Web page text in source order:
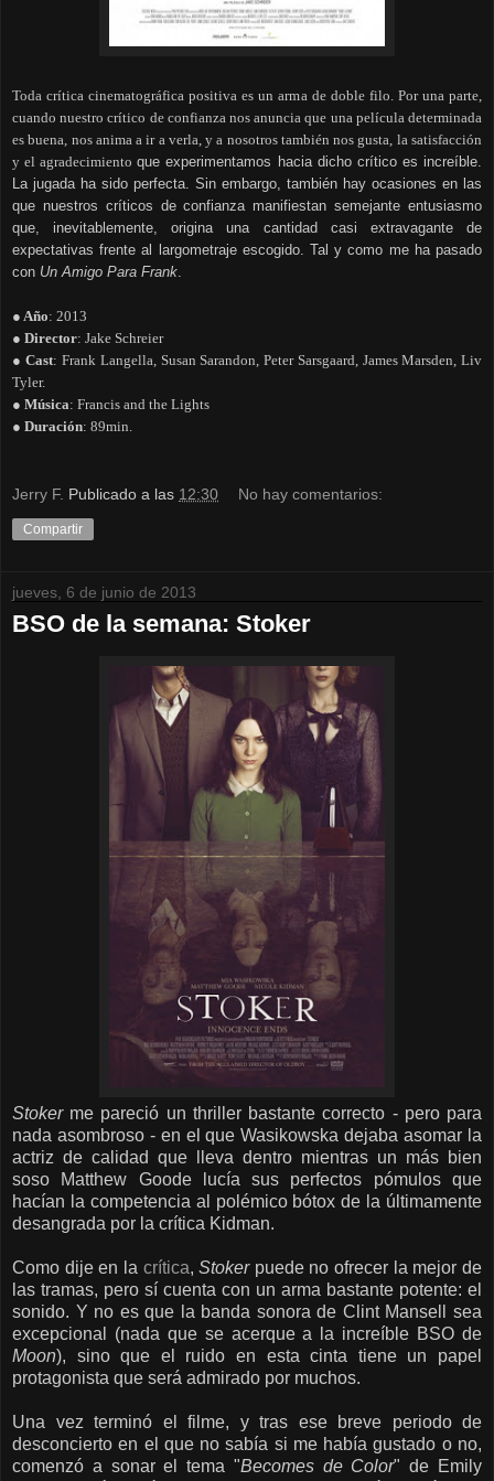
Toda crítica cinematográfica positiva es un arma de doble filo. Por una parte,
cuando nuestro crítico de confianza nos anuncia que una película determinada
es buena, nos anima a ir a verla, y a nosotros también nos gusta, la satisfacción
y el agradecimientoque experimentamos haciadicho crítico es increíble.
La jugada ha sido perfecta. Sin embargo, también hay ocasiones en las
que nuestros críticos de confianza manifiestan semejante entusiasmo
que, inevitablemente, origina una cantidad casi extravagante de
expectativas frente al largometraje escogido. Tal y como me ha pasado
con Un Amigo Para Frank
● Año: 2013
● Director: Jake Schreier
● Cast: Frank Langella, Susan Sarandon, Peter Sarsgaard, James Marsden, Liv
Tyler.
● Música: Francis and the Lights
● Duración: 89min.
Jerry F. Publicado a las 12:30 No hay comentarios:
Compartir
jueves, 6 de junio de 2013
BSO de la semana: Stoker
Stokerme pareció un thriller bastante correcto - pero para
nada asombroso - en el que Wasikowska dejaba asomar la
actriz de calidad que lleva dentro mientras un más bien
soso Matthew Goode lucía sus perfectos pómulos que
hacían la competencia al polémico bótox de la últimamente
desangrada por la crítica Kidman.
Como dije en la crítica,Stokerpuede no ofrecer la mejor de
las tramas, pero sí cuenta con un arma bastante potente: el
sonido. Y no es que la banda sonora de Clint Mansell sea
excepcional (nada que se acerque a la increíble BSO de
Moon), sino que el ruido en esta cinta tiene un papel
protagonista que será admirado por muchos.
Una vez terminó el filme, y tras ese breve periodo de
desconcierto en el que no sabía si me había gustado o no,
comenzó a sonar el tema "Becomes de Color" de Emily